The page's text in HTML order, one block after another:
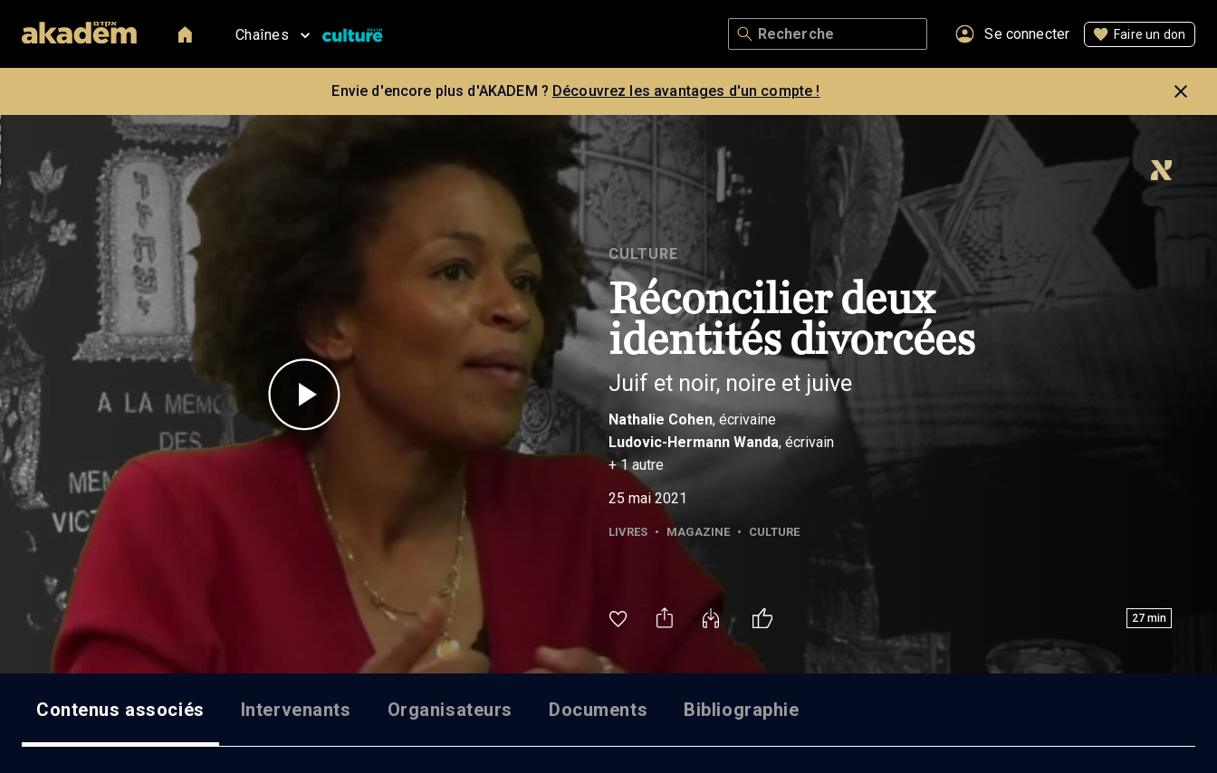
Chaînes Se connecter Faire un don
Envie d'encore plus d'AKADEM ? Découvrez les avantages d'un compte !
CULTURE
Réconcilier deux
identités divorcées
Juif et noir, noire et juive
Nathalie Cohen, écrivaine
Ludovic-Hermann Wanda, écrivain
+1 autre
25 mai 2021
LIVRES • MAGAZINE • CULTURE
27 min
Contenus associés Intervenants Organisateurs Documents Bibliographie